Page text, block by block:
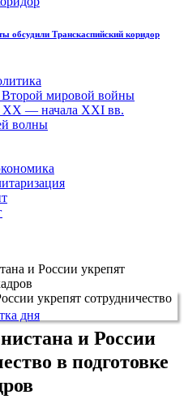
обсудили Транскаспийский коридор
Второй мировой войны
XX — начала XXI вв.
волны
и России укрепят
дня
и России
в подготовке